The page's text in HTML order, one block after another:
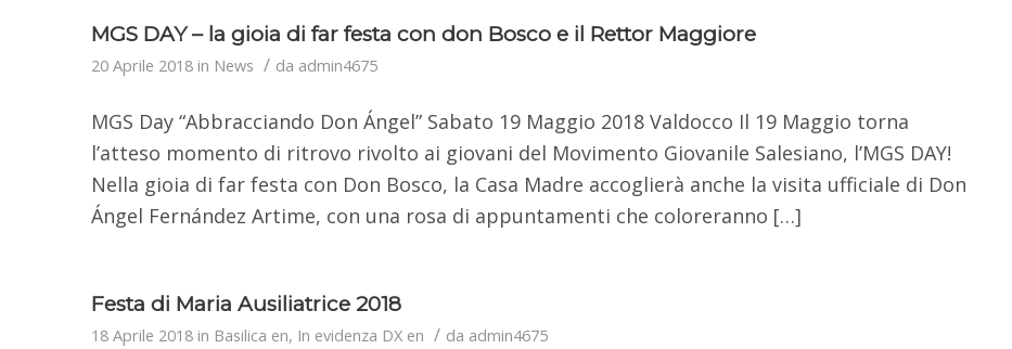
MGS DAY – la gioia di far festa con don Bosco e il Rettor Maggiore
20 Aprile 2018 in News / da admin4675
MGS Day “Abbracciando Don Ángel” Sabato 19 Maggio 2018 Valdocco Il 19 Maggio torna
l’atteso momento di ritrovo rivolto ai giovani del Movimento Giovanile Salesiano, l’MGS DAY!
Nella gioia di far festa con Don Bosco, la Casa Madre accoglierà anche la visita ufficiale di Don
Ángel Fernández Artime, con una rosa di appuntamenti che coloreranno […]
Festa di Maria Ausiliatrice 2018
18 Aprile 2018 in Basilica en, In evidenza DX en / da admin4675